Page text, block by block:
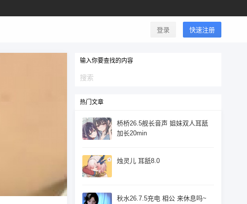
登录 快速注册
输入你要查找的内容
热门文章
桥桥26.5舰长音声 姐妹双人耳舐
加长20min
烛灵儿 耳舐8.0
秋水26.7.5充电 相公 来休息吗~